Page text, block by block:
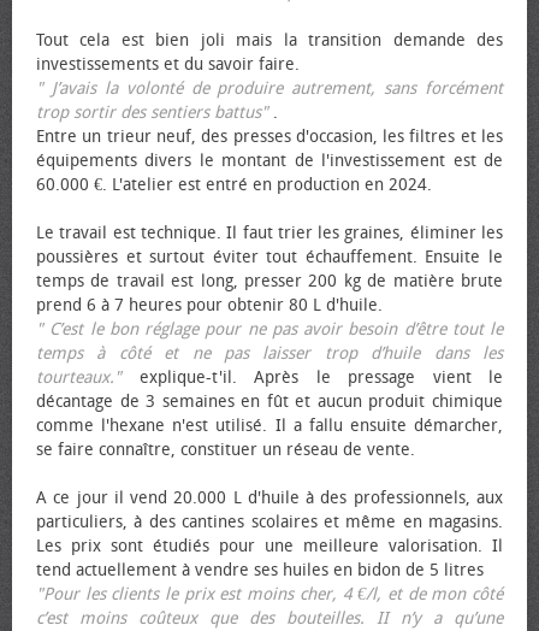
Tout cela est bien joli mais la transition demande des
investissements et du savoir faire.
" J’avais la volonté de produire autrement, sans forcément
trop sortir des sentiers battus".
Entre un trieur neuf, des presses d'occasion, les filtres et les
équipements divers le montant de l'investissement est de
60.000 €. L'atelier est entré en production en 2024.
Le travail est technique. Il faut trier les graines, éliminer les
poussières et surtout éviter tout échauffement. Ensuite le
temps de travail est long, presser 200 kg de matière brute
prend 6 à 7 heures pour obtenir 80 L d'huile.
" C’est le bon réglage pour ne pas avoir besoin d’être tout le
temps à côté et ne pas laisser trop d’huile dans les
tourteaux."explique-t'il. Après le pressage vient le
décantage de 3 semaines en fût et aucun produit chimique
comme l'hexane n'est utilisé. Il a fallu ensuite démarcher,
se faire connaître, constituer un réseau de vente.
A ce jour il vend 20.000 L d'huile à des professionnels, aux
particuliers, à des cantines scolaires et même en magasins.
Les prix sont étudiés pour une meilleure valorisation. Il
tend actuellement à vendre ses huiles en bidon de 5 litres
"Pour les clients le prix est moins cher, 4 €/l, et de mon côté
c’est moins coûteux que des bouteilles. II n’y a qu’une